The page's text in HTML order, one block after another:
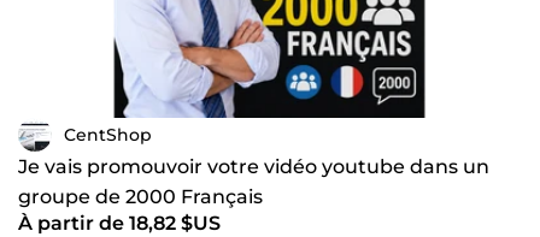
CentShop
Je vais promouvoir votre vidéo youtube dans un
groupe de 2000 Français
À partir de 18,82 $US